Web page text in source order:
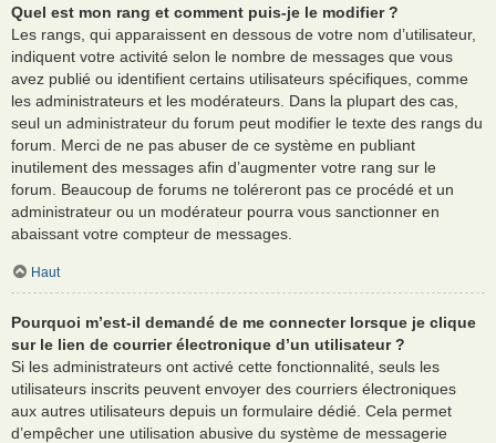
Quel est mon rang et comment puis-je le modifier ?
Les rangs, qui apparaissent en dessous de votre nom d’utilisateur,
indiquent votre activité selon le nombre de messages que vous
avez publié ou identifient certains utilisateurs spécifiques, comme
les administrateurs et les modérateurs. Dans la plupart des cas,
seul un administrateur du forum peut modifier le texte des rangs du
forum. Merci de ne pas abuser de ce système en publiant
inutilement des messages afin d’augmenter votre rang sur le
forum. Beaucoup de forums ne toléreront pas ce procédé et un
administrateur ou un modérateur pourra vous sanctionner en
abaissant votre compteur de messages.
Haut
Pourquoi m’est-il demandé de me connecter lorsque je clique
sur le lien de courrier électronique d’un utilisateur ?
Si les administrateurs ont activé cette fonctionnalité, seuls les
utilisateurs inscrits peuvent envoyer des courriers électroniques
aux autres utilisateurs depuis un formulaire dédié. Cela permet
d’empêcher une utilisation abusive du système de messagerie